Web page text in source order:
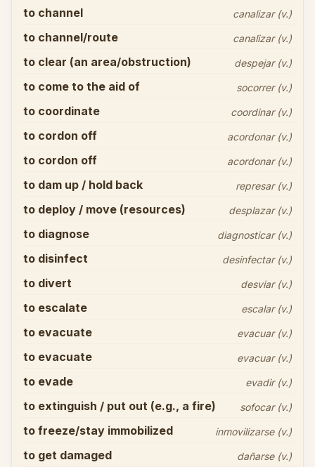
to channel canalizar (v.)
to channel/route canalizar (v.)
to clear (an area/obstruction) despejar (v.)
to come to the aid of socorrer (v.)
to coordinate coordinar (v.)
to cordon off acordonar (v.)
to cordon off acordonar (v.)
to dam up / hold back represar (v.)
to deploy / move (resources) desplazar (v.)
to diagnose diagnosticar (v.)
to disinfect desinfectar (v.)
to divert desviar (v.)
to escalate escalar (v.)
to evacuate evacuar (v.)
to evacuate evacuar (v.)
to evade evadir (v.)
to extinguish / put out (e.g., a fire) sofocar (v.)
to freeze/stay immobilized inmovilizarse (v.)
to get damaged dañarse (v.)